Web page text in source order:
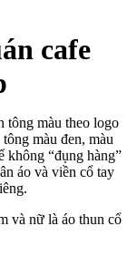
cafe
tông màu theo logo
màu đen, màu
không “đụng hàng”
áo và viền cổ tay
và nữ là áo thun cổ